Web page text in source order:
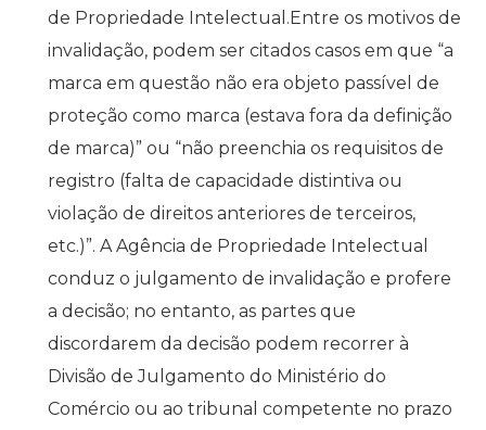
de Propriedade Intelectual.Entre os motivos de
invalidação, podem ser citados casos em que “a
marca em questão não era objeto passível de
proteção como marca (estava fora da definição
de marca)” ou “não preenchia os requisitos de
registro (falta de capacidade distintiva ou
violação de direitos anteriores de terceiros,
etc.)”. A Agência de Propriedade Intelectual
conduz o julgamento de invalidação e profere
a decisão; no entanto, as partes que
discordarem da decisão podem recorrer à
Divisão de Julgamento do Ministério do
Comércio ou ao tribunal competente no prazo